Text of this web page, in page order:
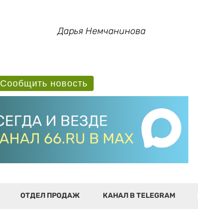
Дарья Немчанинова
Сообщить новость
ОТДЕЛ ПРОДАЖ КАНАЛ В TELEGRAM